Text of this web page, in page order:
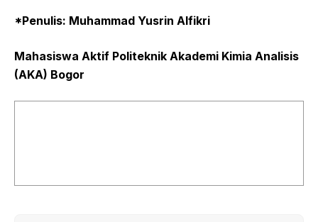
*Penulis: Muhammad Yusrin Alfikri
Mahasiswa Aktif Politeknik Akademi Kimia Analisis
(AKA) Bogor